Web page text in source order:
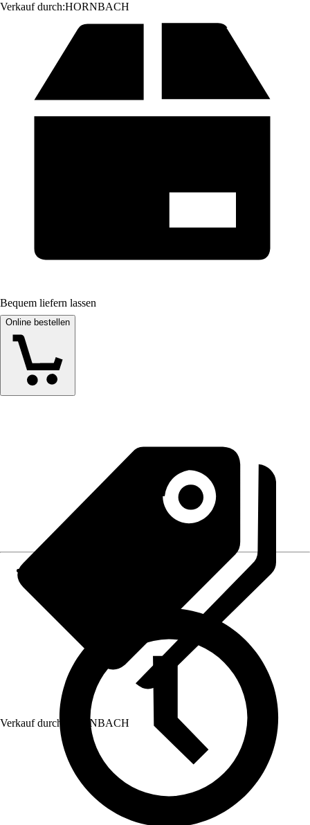
Verkauf durch:HORNBACH
Bequem liefern lassen
Online bestellen
Verkauf durch: HORNBACH